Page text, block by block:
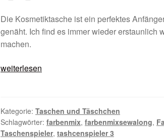
Die Kosmetiktasche ist ein perfektes
genäht. Ich find es immer wieder erstaunlich
machen.
Farbenmix
Juni
|
weiterlesen
Kategorie:Taschen und Täschchen
Schlagwörter:farbenmix,farbenmixsewalong,
Taschenspieler,tashcenspieler 3